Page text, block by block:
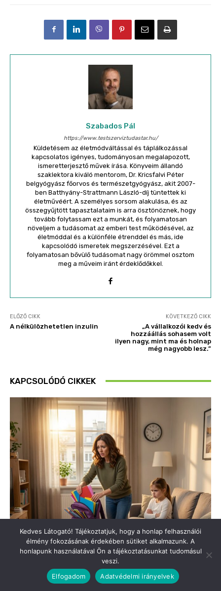
Kedves Látogató! Tájékoztatjuk, hogy a honlap felhasználói
élmény fokozásának érdekében sütiket alkalmazunk. A
honlapunk használatával Ön a tájékoztatásunkat tudomásul
veszi.
Elfogadom
Adatvédelmi irányelvek